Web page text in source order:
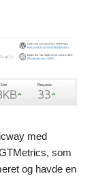
med
som
og havde en